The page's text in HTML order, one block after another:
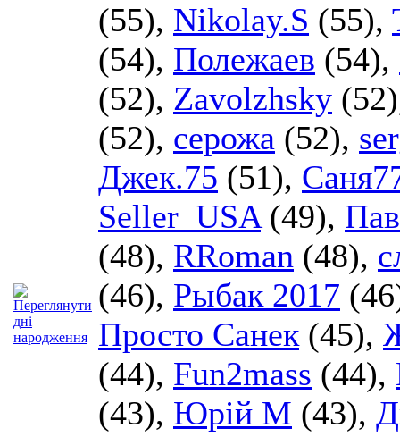
(55), Nikolay.S (55),
(54), Полежаев (54),
(52), Zavolzhsky
(52), серожа (52),
Джек.75 (51),
Seller_USA (49),
(48), RRoman (48),
(46), Рыбак 2017
Просто Санек (45),
(44), Fun2mass (44),
(43), Юрій М (43),